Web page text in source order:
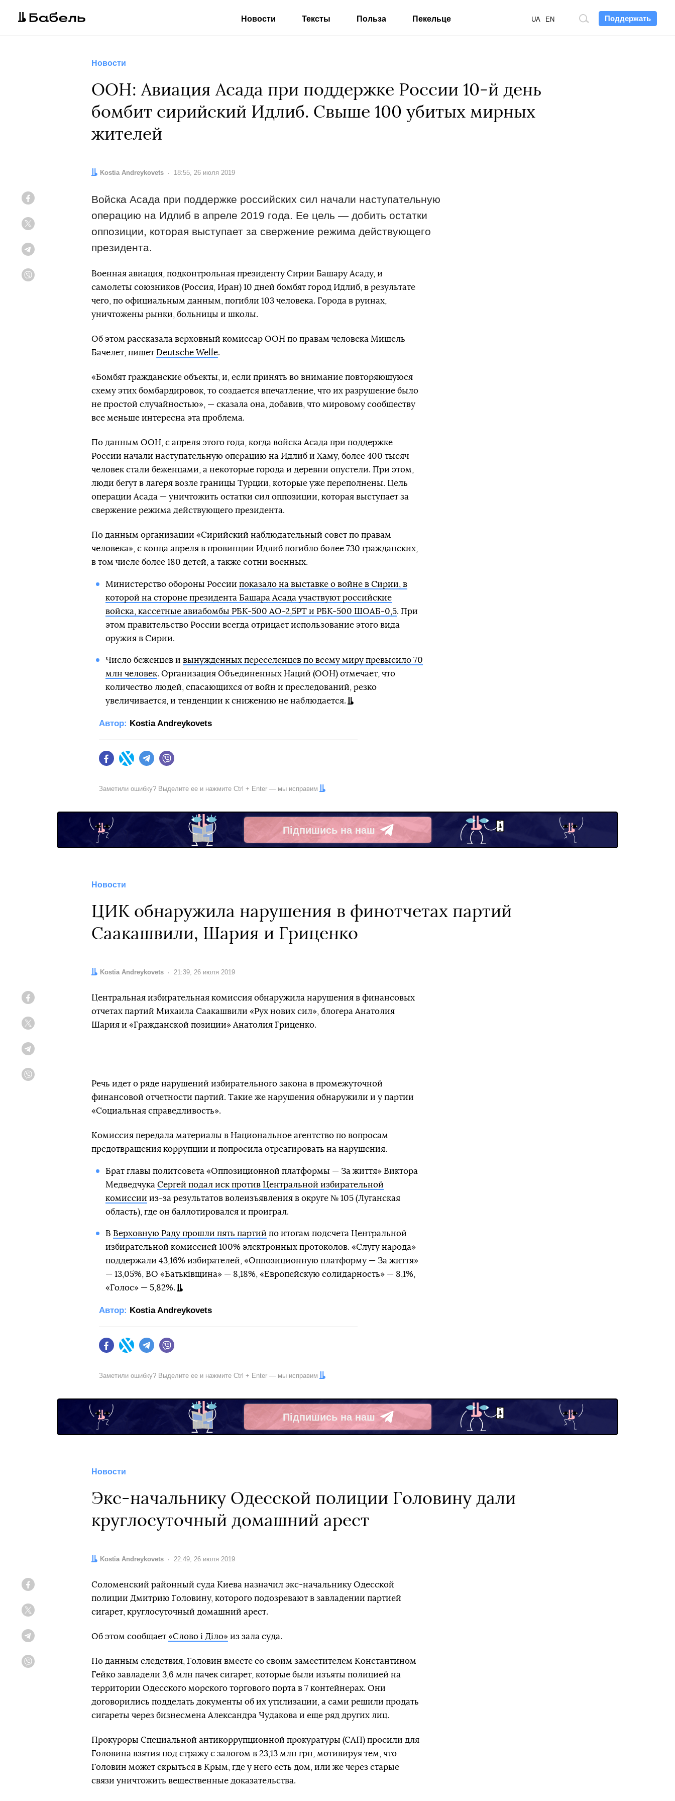
Поддержать
Поиск
UA EN
Новости Тексты Польза Пекельце
Новости
ООН: Авиация Асада при поддержке России 10-й день
бомбит сирийский Идлиб. Свыше 100 убитых мирных
жителей
Автор:
Kostia Andreykovets Дата:
18:55, 26 июля 2019
Войска Асада при поддержке российских сил начали наступательную
операцию на Идлиб в апреле 2019 года. Ее цель — добить остатки
оппозиции, которая выступает за свержение режима действующего
президента.
Военная авиация, подконтрольная президенту Сирии Башару Асаду, и
самолеты союзников (Россия, Иран) 10 дней бомбят город Идлиб, в результате
чего, по официальным данным, погибли 103 человека. Города в руинах,
уничтожены рынки, больницы и школы.
Об этом рассказала верховный комиссар ООН по правам человека Мишель
Бачелет, пишет Deutsche Welle.
«Бомбят гражданские объекты, и, если принять во внимание повторяющуюся
схему этих бомбардировок, то создается впечатление, что их разрушение было
не простой случайностью», — сказала она, добавив, что мировому сообществу
все меньше интересна эта проблема.
По данным ООН, с апреля этого года, когда войска Асада при поддержке
России начали наступательную операцию на Идлиб и Хаму, более 400 тысяч
человек стали беженцами, а некоторые города и деревни опустели. При этом,
люди бегут в лагеря возле границы Турции, которые уже переполнены. Цель
операции Асада — уничтожить остатки сил оппозиции, которая выступает за
свержение режима действующего президента.
По данным организации «Сирийский наблюдательный совет по правам
человека», с конца апреля в провинции Идлиб погибло более 730 гражданских,
в том числе более 180 детей, а также сотни военных.
Министерство обороны России показало на выставке о войне в Сирии, в
которой на стороне президента Башара Асада участвуют российские
войска, кассетные авиабомбы РБК-500 АО-2,5РТ и РБК-500 ШОАБ-0,5. При
этом правительство России всегда отрицает использование этого вида
оружия в Сирии.
Число беженцев и вынужденных переселенцев по всему миру превысило 70
млн человек. Организация Объединенных Наций (ООН) отмечает, что
количество людей, спасающихся от войн и преследований, резко
увеличивается, и тенденции к снижению не наблюдается.
Автор: Kostia Andreykovets
FacebookTwitter Telegram
Заметили ошибку? Выделите ее и нажмите Ctrl + Enter — мы исправим
Підпишись на наш
Telegram
Новости
ЦИК обнаружила нарушения в финотчетах партий
Саакашвили, Шария и Гриценко
Автор:
Kostia Andreykovets Дата:
21:39, 26 июля 2019
Центральная избирательная комиссия обнаружила нарушения в финансовых
отчетах партий Михаила Саакашвили «Рух нових сил», блогера Анатолия
Шария и «Гражданской позиции» Анатолия Гриценко.
Речь идет о ряде нарушений избирательного закона в промежуточной
финансовой отчетности партий. Такие же нарушения обнаружили и у партии
«Социальная справедливость».
Комиссия передала материалы в Национальное агентство по вопросам
предотвращения коррупции и попросила отреагировать на нарушения.
Брат главы политсовета «Оппозиционной платформы — За життя» Виктора
Медведчука Сергей подал иск против Центральной избирательной
комиссии из-за результатов волеизъявления в округе № 105 (Луганская
область), где он баллотировался и проиграл.
В Верховную Раду прошли пять партий по итогам подсчета Центральной
избирательной комиссией 100% электронных протоколов. «Слугу народа»
поддержали 43,16% избирателей, «Оппозиционную платформу — За життя»
— 13,05%, ВО «Батьківщина» — 8,18%, «Европейскую солидарность» — 8,1%,
«Голос» — 5,82%.
Автор: Kostia Andreykovets
FacebookTwitter Telegram
Заметили ошибку? Выделите ее и нажмите Ctrl + Enter — мы исправим
Підпишись на наш
Telegram
Новости
Экс-начальнику Одесской полиции Головину дали
круглосуточный домашний арест
Автор:
Kostia Andreykovets Дата:
22:49, 26 июля 2019
Соломенский районный суда Киева назначил экс-начальнику Одесской
полиции Дмитрию Головину, которого подозревают в завладении партией
сигарет, круглосуточный домашний арест.
Об этом сообщает «Слово і Діло» из зала суда.
По данным следствия, Головин вместе со своим заместителем Константином
Гейко завладели 3,6 млн пачек сигарет, которые были изъяты полицией на
территории Одесского морского торгового порта в 7 контейнерах. Они
договорились подделать документы об их утилизации, а сами решили продать
сигареты через бизнесмена Александра Чудакова и еще ряд других лиц.
Прокуроры Специальной антикоррупционной прокуратуры (САП) просили для
Головина взятия под стражу с залогом в 23,13 млн грн, мотивируя тем, что
Головин может скрыться в Крым, где у него есть дом, или же через старые
связи уничтожить вещественные доказательства.